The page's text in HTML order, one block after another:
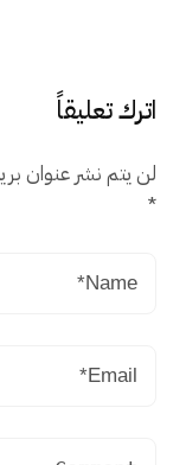
اترك تعليقاً
لن يتم نشر عنوان
*